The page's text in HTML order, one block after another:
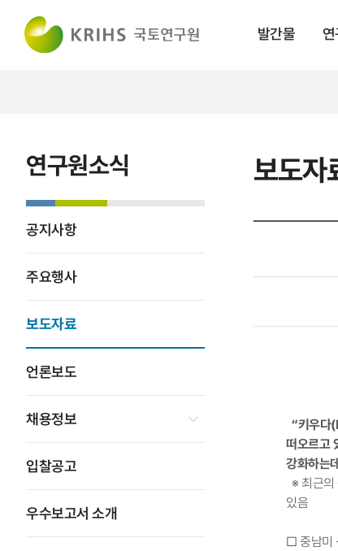
발간물 연
보도자
연구원소식
공지사항
주요행사
보도자료
언론보도
채용정보
입찰공고
우수보고서 소개
“키우다
떠오르고
강화하는
※ 최근의
있음
□ 중남미